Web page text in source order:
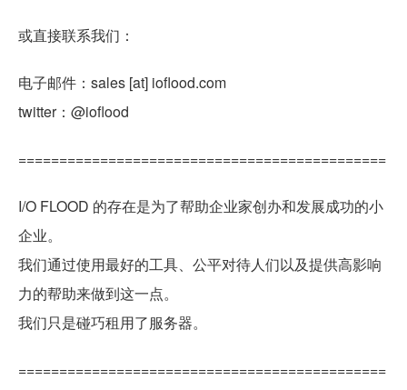
或直接联系我们：
电子邮件：sales [at] ioflood.com
twitter：@ioflood
=============================================
I/O FLOOD 的存在是为了帮助企业家创办和发展成功的小
企业。
我们通过使用最好的工具、公平对待人们以及提供高影响
力的帮助来做到这一点。
我们只是碰巧租用了服务器。
=============================================